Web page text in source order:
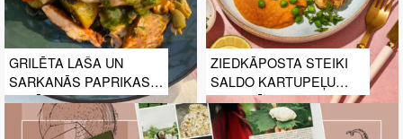
GRILĒTA LAŠA UN
SARKANĀS PAPRIKAS
SALĀTI AR JAUNAJIEM
KARTUPELĪŠIEM
ZIEDKĀPOSTA STEIKI
SALDO KARTUPEĻU
BIEZENĪ